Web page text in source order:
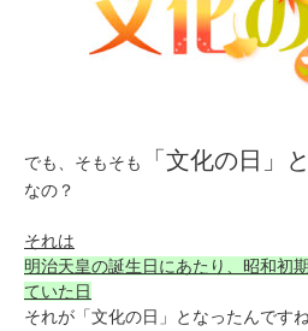
でも、そもそも 「文化の日」
なの？
それは
明治天皇の誕生日にあたり、昭和初
ていた日
それが「文化の日」となったんです